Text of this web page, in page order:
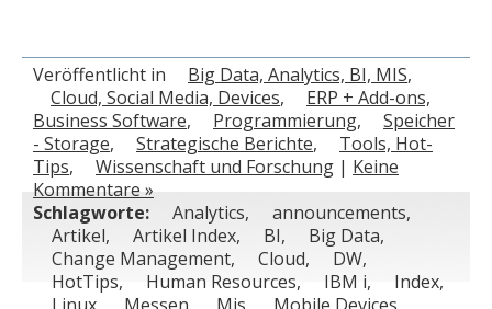
Veröffentlicht in Big Data, Analytics, BI, MIS,
Cloud, Social Media, Devices,
ERP + Add-ons,
Business Software, Programmierung,
Speicher
- Storage, Strategische Berichte,
Tools, Hot-
Tips, Wissenschaft und Forschung | Keine
Kommentare »
Schlagworte:
Analytics, announcements,
Artikel, Artikel Index, BI, Big Data,
Change Management, Cloud, DW,
HotTips, Human Resources, IBM i, Index,